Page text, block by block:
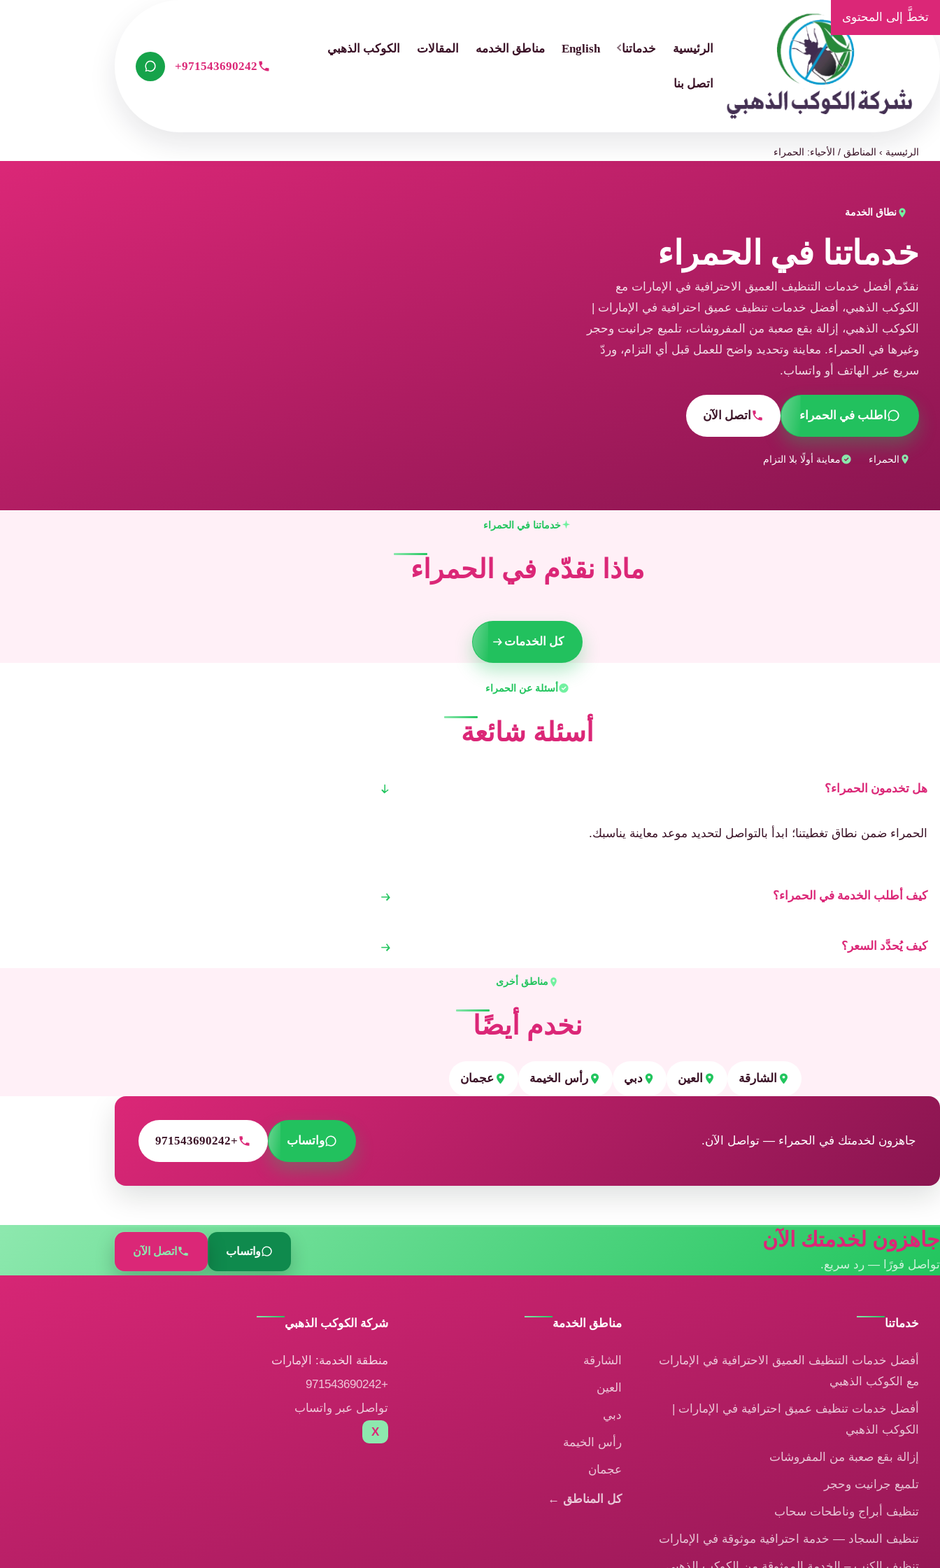
تخطَّ إلى المحتوى
الرئيسية خدماتنا English مناطق الخدمه المقالات الكوكب الذهبي
اتصل بنا
+971543690242
الرئيسية › المناطق / الأحياء: الحمراء
نطاق الخدمة
خدماتنا في الحمراء
نقدّم أفضل خدمات التنظيف العميق الاحترافية في الإمارات مع
الكوكب الذهبي، أفضل خدمات تنظيف عميق احترافية في الإمارات |
الكوكب الذهبي، إزالة بقع صعبة من المفروشات، تلميع جرانيت وحجر
وغيرها في الحمراء. معاينة وتحديد واضح للعمل قبل أي التزام، وردّ
سريع عبر الهاتف أو واتساب.
اطلب في الحمراء اتصل الآن
الحمراء معاينة أولًا بلا التزام
خدماتنا في الحمراء
ماذا نقدّم في الحمراء
كل الخدمات
أسئلة عن الحمراء
أسئلة شائعة
هل تخدمون الحمراء؟
الحمراء ضمن نطاق تغطيتنا؛ ابدأ بالتواصل لتحديد موعد معاينة يناسبك.
كيف أطلب الخدمة في الحمراء؟
كيف يُحدَّد السعر؟
مناطق أخرى
نخدم أيضًا
الشارقة العين دبي رأس الخيمة عجمان
جاهزون لخدمتك في الحمراء — تواصل الآن. واتساب +971543690242
جاهزون لخدمتك الآن
تواصل فورًا — رد سريع.
واتساب اتصل الآن
خدماتنا
أفضل خدمات التنظيف العميق الاحترافية في الإمارات
مع الكوكب الذهبي
أفضل خدمات تنظيف عميق احترافية في الإمارات |
الكوكب الذهبي
إزالة بقع صعبة من المفروشات
تلميع جرانيت وحجر
تنظيف أبراج وناطحات سحاب
تنظيف السجاد — خدمة احترافية موثوقة في الإمارات
مناطق الخدمة
الشارقة
العين
دبي
رأس الخيمة
عجمان
كل المناطق ←
شركة الكوكب الذهبي
منطقة الخدمة: الإمارات
+971543690242
تواصل عبر واتساب
X